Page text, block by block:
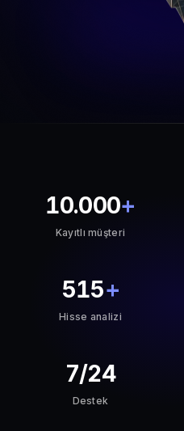
10.000+
Kayıtlı müşteri
515+
Hisse analizi
7/24
Destek